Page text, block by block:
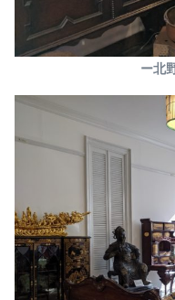
ー北